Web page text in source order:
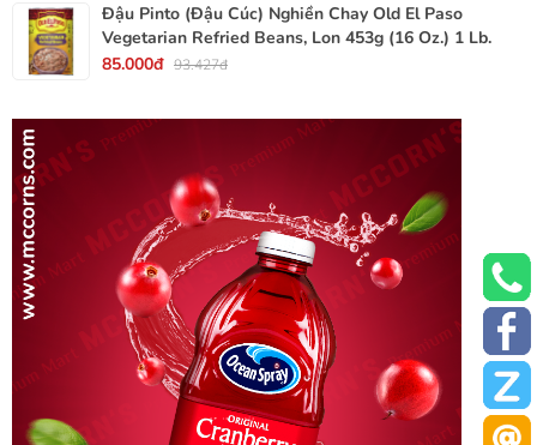
Đậu Pinto (Đậu Cúc) Nghiền Chay Old El Paso
Vegetarian Refried Beans, Lon 453g (16 Oz.) 1 Lb.
85.000đ 93.427đ